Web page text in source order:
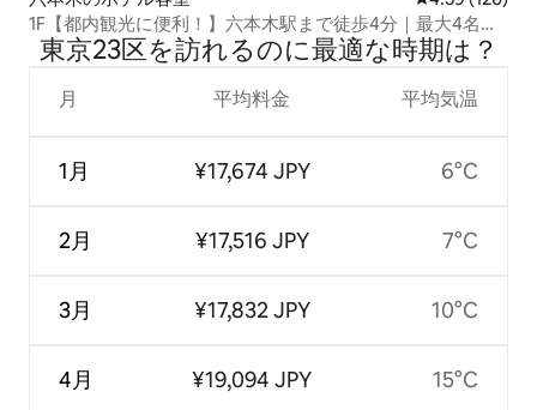
1F【都内観光に便利！】六本木駅まで徒歩4分｜最大4名｜
キッチン付き｜フルリノベ済み｜テレワーク｜WiFi｜
東京23区を訪⁠れ⁠るの⁠に最⁠適⁠な時⁠期⁠は⁠？
月
1月
2月
3月
4月
平均料金
¥17,674 JPY
¥17,516 JPY
¥17,832 JPY
¥19,094 JPY
平均気温
6°C
7°C
10°C
15°C